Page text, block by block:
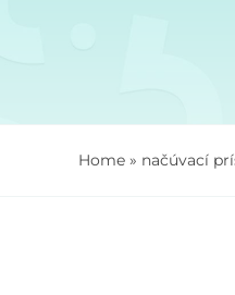
Home » načúvací